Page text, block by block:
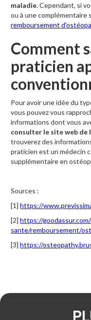
maladie. Cependant, si
ou à une complémentaire
remboursement
Comment
praticien
Pour avoir une idée du
vous pouvez vous
informations dont vous
consulter le site web de
trouverez des
praticien est un médecin
supplémentaire en
Sources :
[1]https://
[2]https://
sante/remboursement/
[3]https://